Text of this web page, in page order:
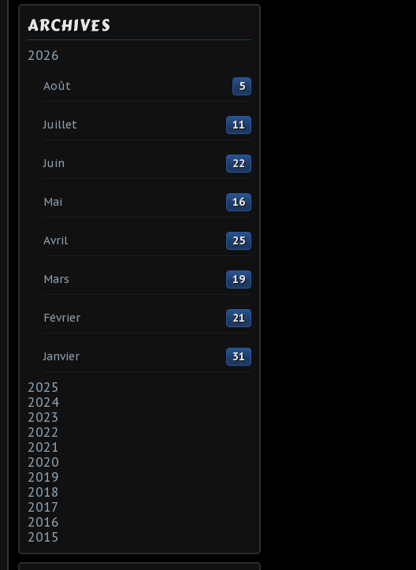
ARCHIVES
2026
Août 5
Juillet 11
Juin 22
Mai 16
Avril 25
Mars 19
Février 21
Janvier 31
2025
2024
2023
2022
2021
2020
2019
2018
2017
2016
2015